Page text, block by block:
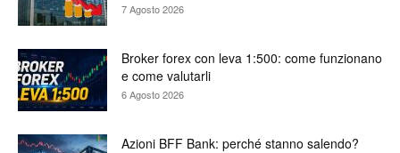
7 Agosto 2026
Broker forex con leva 1:500: come funzionano
e come valutarli
6 Agosto 2026
Azioni BFF Bank: perché stanno salendo?